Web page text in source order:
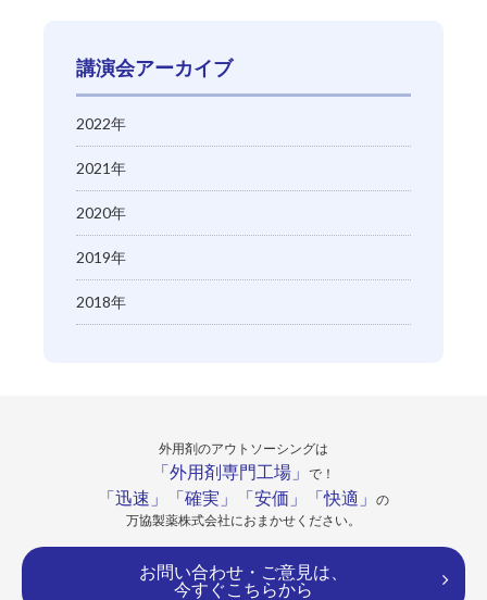
講演会アーカイブ
2022年
2021年
2020年
2019年
2018年
外用剤のアウトソーシングは
「外用剤専門工場」 で！
「迅速」「確実」「安価」「快適」 の
万協製薬株式会社におまかせください。
お問い合わせ・ご意見は、
今すぐこちらから